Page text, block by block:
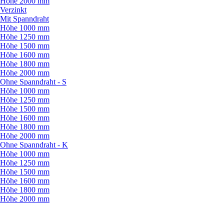
Verzinkt
Mit Spanndraht
Höhe 1000 mm
Höhe 1250 mm
Höhe 1500 mm
Höhe 1600 mm
Höhe 1800 mm
Höhe 2000 mm
Ohne Spanndraht - S
Höhe 1000 mm
Höhe 1250 mm
Höhe 1500 mm
Höhe 1600 mm
Höhe 1800 mm
Höhe 2000 mm
Ohne Spanndraht - K
Höhe 1000 mm
Höhe 1250 mm
Höhe 1500 mm
Höhe 1600 mm
Höhe 1800 mm
Höhe 2000 mm